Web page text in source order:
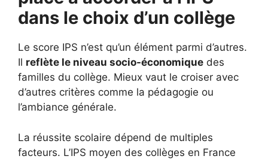
dans le choix d’un collège
Le score IPS n’est qu’un élément parmi d’autres.
Il reflète le niveau socio-économique des
familles du collège. Mieux vaut le croiser avec
d’autres critères comme la pédagogie ou
l’ambiance générale.
La réussite scolaire dépend de multiples
facteurs. L’IPS moyen des collèges en France